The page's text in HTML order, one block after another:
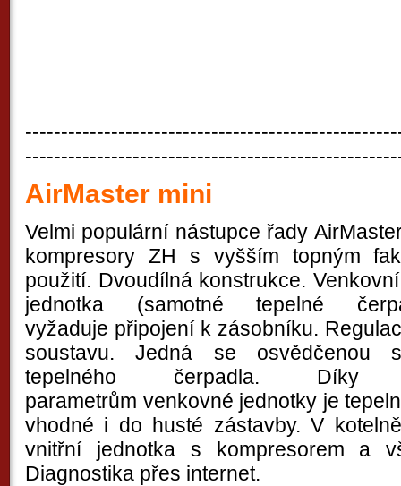
AirMaster mini
Velmi populární nástupce řady
kompresory ZH s vyšším topným
použití. Dvoudílná konstrukce.
jednotka (samotné tepelné
vyžaduje připojení k zásobníku.
soustavu. Jedná se osvědčenou
tepelného čerpadla. Díky
parametrům venkovné jednotky je
vhodné i do husté zástavby. V
vnitřní jednotka s kompresorem a
Diagnostika přes internet.